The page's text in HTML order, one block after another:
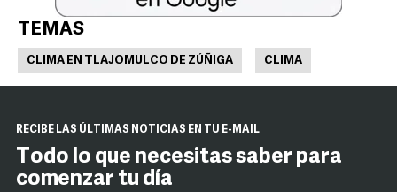
TEMAS
CLIMA EN TLAJOMULCO DE ZÚÑIGA CLIMA
RECIBE LAS ÚLTIMAS NOTICIAS EN TU E-MAIL
Todo lo que necesitas saber para
comenzar tu día